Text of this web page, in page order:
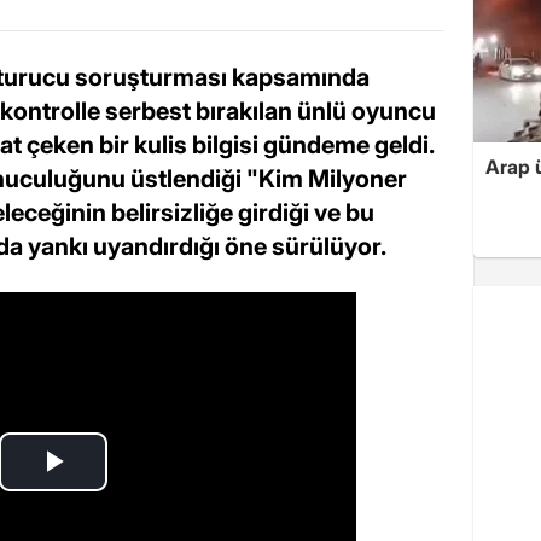
soruşturması kapsamında
serbest bırakılan ünlü oyuncu
çeken bir kulis bilgisi gündeme geldi.
üstlendiği "Kim Milyoner
belirsizliğe girdiği ve bu
yankı uyandırdığı öne sürülüyor.
Arap